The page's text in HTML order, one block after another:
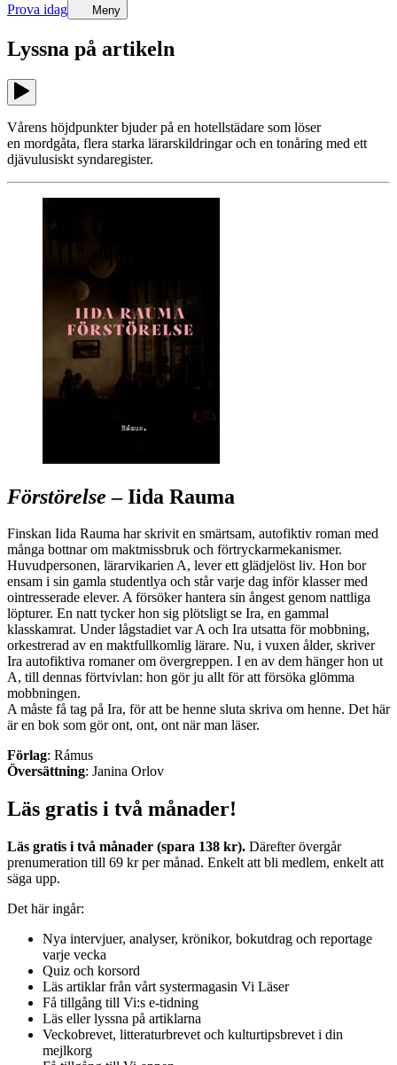
Prova idag
Meny
Lyssna på artikeln
Vårens höjdpunkter bjuder på en hotellstädare som löser
en mordgåta, flera starka lärarskildringar och en tonåring med ett
djävulusiskt syndaregister.
Förstörelse – Iida Rauma
Finskan Iida Rauma har skrivit en smärtsam, autofiktiv roman med
många bottnar om maktmissbruk och förtryckarmekanismer.
Huvudpersonen, lärarvikarien A, lever ett glädjelöst liv. Hon bor
ensam i sin gamla studentlya och står varje dag inför klasser med
ointresserade elever. A försöker hantera sin ångest genom nattliga
löpturer. En natt tycker hon sig plötsligt se Ira, en gammal
klasskamrat. Under lågstadiet var A och Ira utsatta för mobbning,
orkestrerad av en maktfullkomlig lärare. Nu, i vuxen ålder, skriver
Ira autofiktiva romaner om övergreppen. I en av dem hänger hon ut
A, till dennas förtvivlan: hon gör ju allt för att försöka glömma
mobbningen.
A måste få tag på Ira, för att be henne sluta skriva om henne. Det här
är en bok som gör ont, ont, ont när man läser.
Förlag: Rámus
Översättning: Janina Orlov
Läs gratis i två månader!
Läs gratis i två månader (spara 138 kr). Därefter övergår
prenumeration till 69 kr per månad. Enkelt att bli medlem, enkelt att
säga upp.
Det här ingår:
Nya intervjuer, analyser, krönikor, bokutdrag och reportage
varje vecka
Quiz och korsord
Läs artiklar från vårt systermagasin Vi Läser
Få tillgång till Vi:s e-tidning
Läs eller lyssna på artiklarna
Veckobrevet, litteraturbrevet och kulturtipsbrevet i din
mejlkorg